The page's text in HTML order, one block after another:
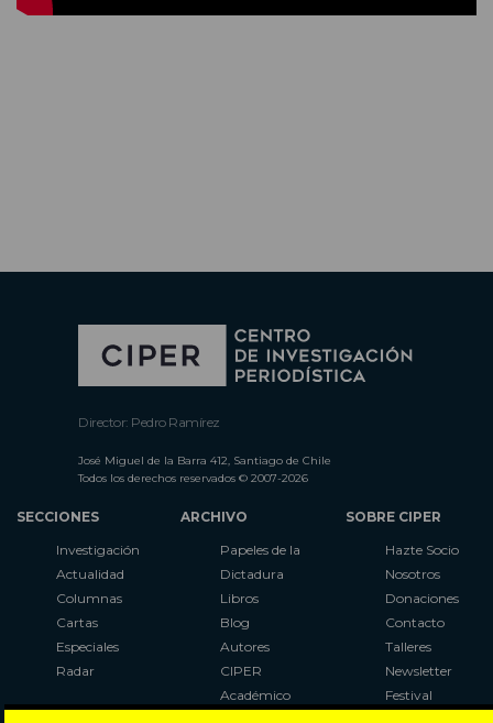
Director: Pedro Ramírez
José Miguel de la Barra 412, Santiago de Chile
Todos los derechos reservados © 2007-2026
SECCIONES
Investigación
Actualidad
Columnas
Cartas
Especiales
Radar
ARCHIVO
Papeles de la
Dictadura
Libros
Blog
Autores
CIPER
Académico
SOBRE CIPER
Hazte Socio
Nosotros
Donaciones
Contacto
Talleres
Newsletter
Festival